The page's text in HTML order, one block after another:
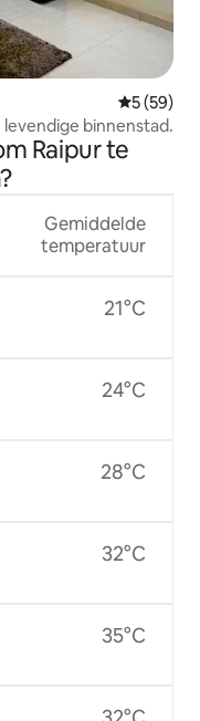
5 (59)
binnenstad.
Raipur te
Gemiddelde
temperatuur
21°C
24°C
28°C
32°C
35°C